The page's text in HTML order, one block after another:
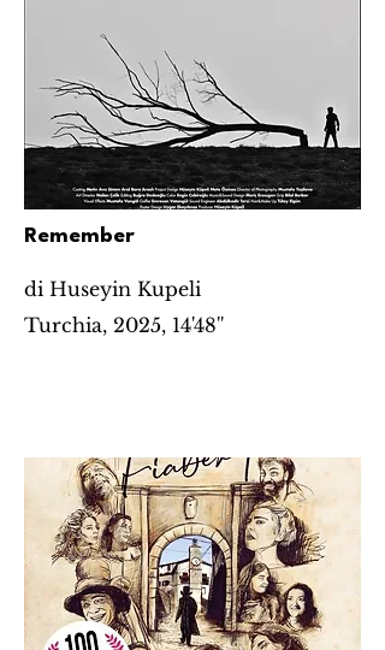
Remember
di Huseyin Kupeli
Turchia, 2025, 14'48''